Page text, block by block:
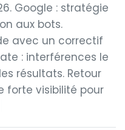
Google : stratégie
aux bots.
avec un correctif
: interférences le
résultats. Retour
forte visibilité pour